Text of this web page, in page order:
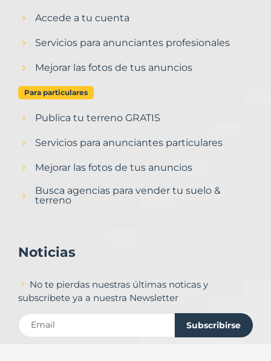
Accede a tu cuenta
Servicios para anunciantes profesionales
Mejorar las fotos de tus anuncios
Para particulares
Publica tu terreno GRATIS
Servicios para anunciantes particulares
Mejorar las fotos de tus anuncios
Busca agencias para vender tu suelo &
terreno
Noticias
No te pierdas nuestras últimas noticas y
subscribete ya a nuestra Newsletter
Subscribirse